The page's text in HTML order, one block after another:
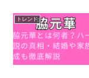
トレンド